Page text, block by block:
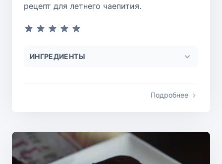
рецепт для летнего чаепития.
ИНГРЕДИЕНТЫ
Подробнее